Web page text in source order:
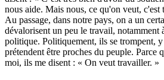
nous aide. Mais nous, ce qu'on veut,
Au passage, dans notre pays, on a un
dévalorisent un peu le travail, notamment
politique. Politiquement, ils se trompent,
prétendent être proches du peuple. Parce
moi, ils me disent : « On veut travailler. »